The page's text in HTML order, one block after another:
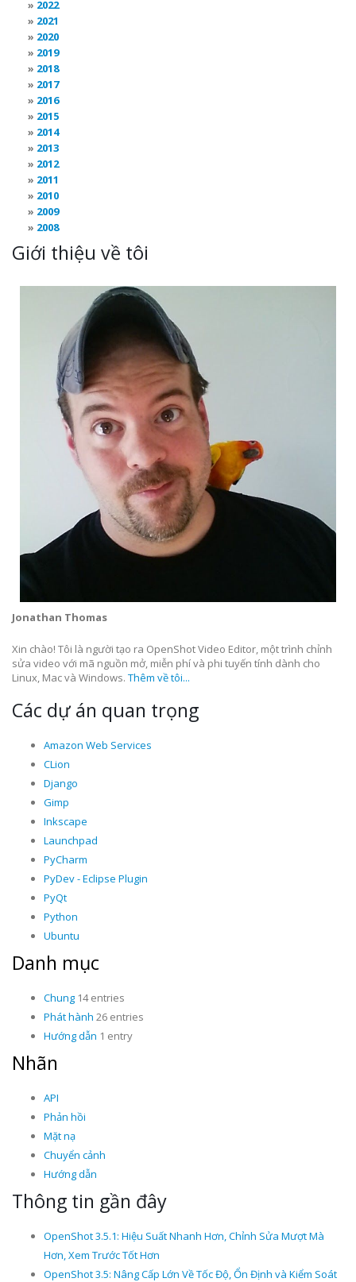
2022
2021
2020
2019
2018
2017
2016
2015
2014
2013
2012
2011
2010
2009
2008
Giới thiệu về tôi
Jonathan Thomas
Xin chào! Tôi là người tạo ra OpenShot Video Editor, một trình chỉnh
sửa video với mã nguồn mở, miễn phí và phi tuyến tính dành cho
Linux, Mac và Windows. Thêm về tôi...
Các dự án quan trọng
Amazon Web Services
CLion
Django
Gimp
Inkscape
Launchpad
PyCharm
PyDev - Eclipse Plugin
PyQt
Python
Ubuntu
Danh mục
Chung 14 entries
Phát hành 26 entries
Hướng dẫn 1 entry
Nhãn
API
Phản hồi
Mặt nạ
Chuyển cảnh
Hướng dẫn
Thông tin gần đây
OpenShot 3.5.1: Hiệu Suất Nhanh Hơn, Chỉnh Sửa Mượt Mà
Hơn, Xem Trước Tốt Hơn
OpenShot 3.5: Nâng Cấp Lớn Về Tốc Độ, Ổn Định và Kiểm Soát